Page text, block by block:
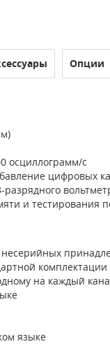
Опции
осциллограмм/с
цифровых
и тестирования
комплектации
на каждый
языке